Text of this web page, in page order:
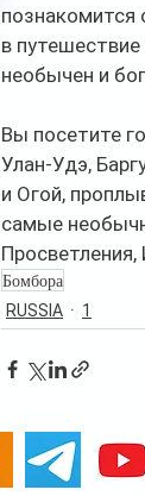
познакомится
в
необычен и
Вы посетите
Улан-Удэ,
и Огой,
самые
Просветления,
Бомбора
RUSSIA 1